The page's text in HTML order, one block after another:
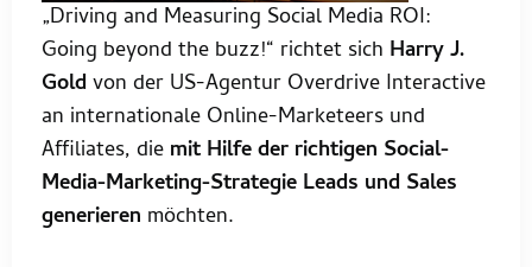
„Driving and Measuring Social Media ROI:
Going beyond the buzz!“ richtet sich Harry J.
Gold von der US-Agentur Overdrive Interactive
an internationale Online-Marketeers und
Affiliates, die mit Hilfe der richtigen Social-
Media-Marketing-Strategie Leads und Sales
generieren möchten.